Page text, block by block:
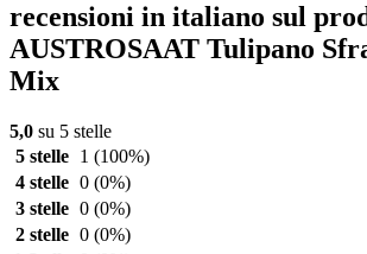
recensioni in italiano sul
AUSTROSAAT Tulipano
Mix
5,0 su 5 stelle
5 stelle
1 (100%)
4 stelle 0 (0%)
3 stelle 0 (0%)
2 stelle 0 (0%)